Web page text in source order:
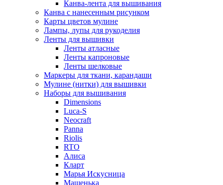
Канва-лента для вышивания
Канва с нанесенным рисунком
Карты цветов мулине
Лампы, лупы для рукоделия
Ленты для вышивки
Ленты атласные
Ленты капроновые
Ленты шелковые
Маркеры для ткани, карандаши
Мулине (нитки) для вышивки
Наборы для вышивания
Dimensions
Luca-S
Neocraft
Panna
Riolis
RTO
Алиса
Кларт
Марья Искусница
Машенька